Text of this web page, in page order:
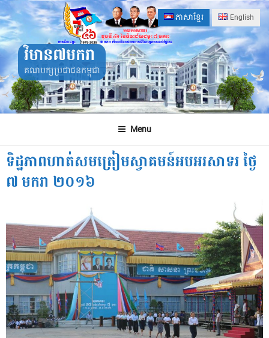
Skip
to
content
ភាសាខ្មែរ English
វិមាន៧មករា
គណបក្សប្រជាជនកម្ពុជា
Menu
ទិដ្ឋភាពហាត់សមត្រៀមស្វាគមន៍អបអរសាទរ ថ្ងៃ
៧ មករា ២០១៦